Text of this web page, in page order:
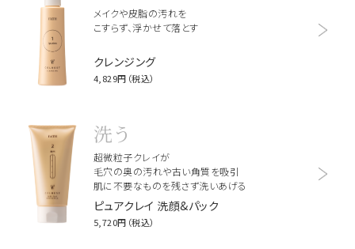
メイクや皮脂の汚れを
こすらず、浮かせて落とす
クレンジング
4,829円（税込）
洗う
超微粒子クレイが
毛穴の奥の汚れや古い角質を吸引
肌に不要なものを残さず洗いあげる
ピュアクレイ 洗顔&パック
5,720円（税込）